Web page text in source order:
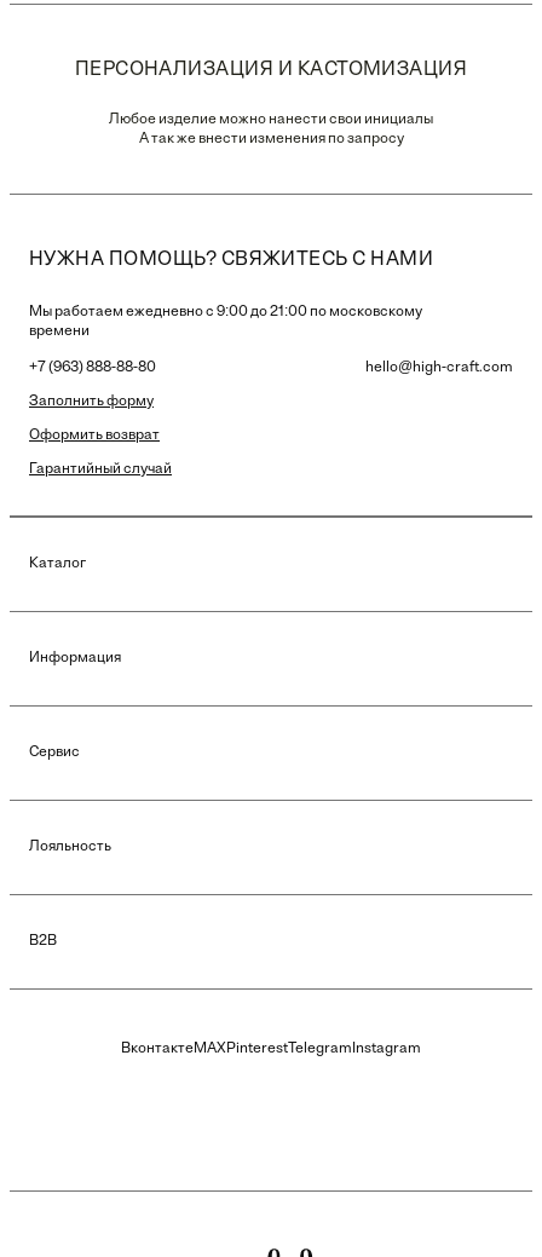
ПЕРСОНАЛИЗАЦИЯ И КАСТОМИЗАЦИЯ
Любое изделие можно нанести свои инициалы
А так же внести изменения по запросу
НУЖНА ПОМОЩЬ? СВЯЖИТЕСЬ С НАМИ
Мы работаем ежедневно с 9:00 до 21:00 по московскому
времени
+7 (963) 888-88-80 hello@high-craft.com
Заполнить форму
Оформить возврат
Гарантийный случай
Каталог
Информация
Сервис
Лояльность
B2B
ВконтактеMAXPinterest TelegramInstagram